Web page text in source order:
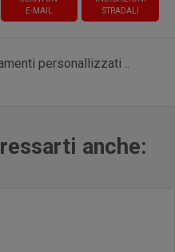
E-MAIL
STRADALI
personallizzati ..
anche: